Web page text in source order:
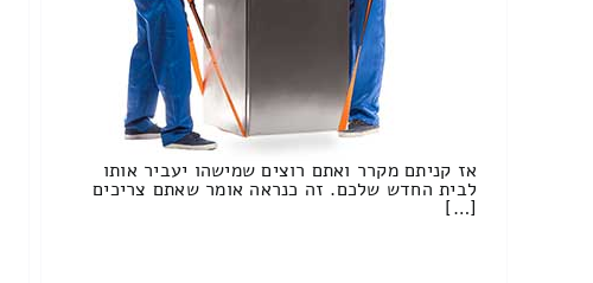
אז קניתם מקרר ואתם רוצים שמישהו יעביר אותו
לבית החדש שלכם. זה כנראה אומר שאתם צריכים
[…]